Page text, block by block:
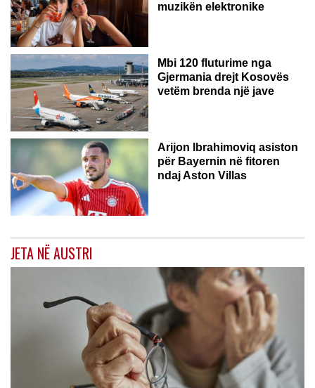
muzikën elektronike
GJERMANI
Mbi 120 fluturime nga
Gjermania drejt Kosovës
vetëm brenda një jave
Arijon Ibrahimoviq asiston
për Bayernin në fitoren
ndaj Aston Villas
JETA NË AUSTRI